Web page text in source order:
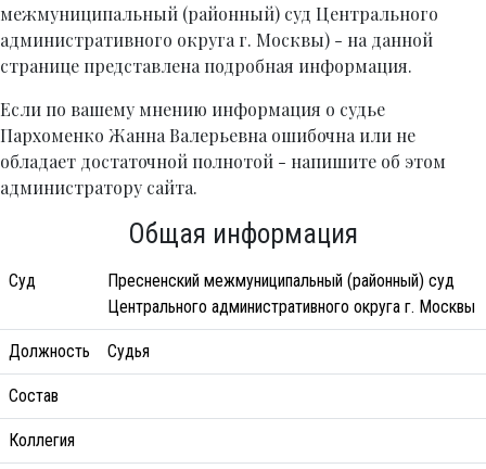
межмуниципальный (районный) суд Центрального
административного округа г. Москвы) - на данной
странице представлена подробная информация.
Если по вашему мнению информация о судье
Пархоменко Жанна Валерьевна ошибочна или не
обладает достаточной полнотой - напишите об этом
администратору сайта.
Общая информация
Суд
Пресненский межмуниципальный (районный) суд
Центрального административного округа г. Москвы
Должность Судья
Состав
Коллегия